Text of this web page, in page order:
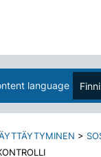
language
>